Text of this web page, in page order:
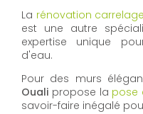
La rénovation
est une autre
expertise unique
d'eau.
Pour des murs
Ouali propose la pose
savoir-faire inégalé